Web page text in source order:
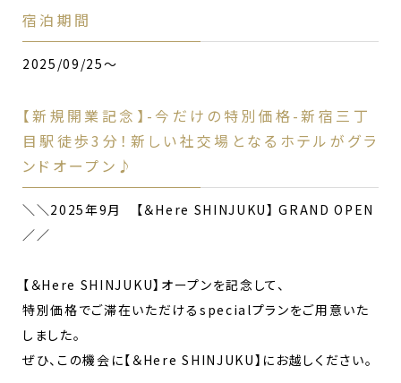
宿泊期間
2025/09/25～
【新規開業記念】-今だけの特別価格-新宿三丁
目駅徒歩3分！新しい社交場となるホテルがグラ
ンドオープン♪
＼＼2025年9月 【＆Here SHINJUKU】 GRAND OPEN
／／
【＆Here SHINJUKU】オープンを記念して、
特別価格でご滞在いただけるspecialプランをご用意いた
しました。
ぜひ、この機会に【＆Here SHINJUKU】にお越しください。